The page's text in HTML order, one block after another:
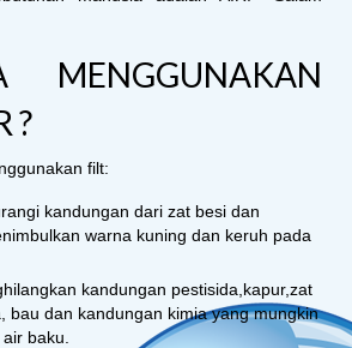
MENGGUNAKAN
?
filt:
kandungan dari zat besi dan
warna kuning dan keruh pada
kandungan pestisida,kapur,zat
bau dan kandungan kimia yang mungkin
baku.